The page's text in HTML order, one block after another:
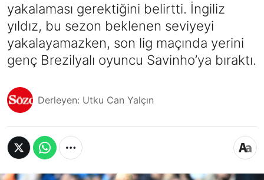
yakalaması gerektiğini belirtti. İngiliz
yıldız, bu sezon beklenen seviyeyi
yakalayamazken, son lig maçında yerini
genç Brezilyalı oyuncu Savinho’ya bıraktı.
Derleyen: Utku Can Yalçın